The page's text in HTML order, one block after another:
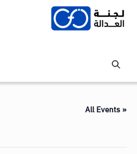
Skip
« All Events